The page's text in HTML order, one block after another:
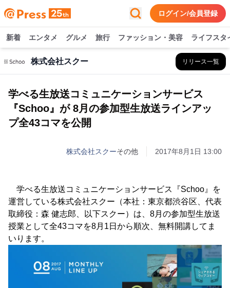
ログイン/会員登録
新着 エンタメ グルメ 旅行 ファッション・美容 ライフスタ
株式会社スクー リリース一覧
学べる生放送コミュニケーションサービス
『Schoo』が 8月の参加型生放送ラインアッ
プ全43コマを公開
株式会社スクーその他 2017年8月1日 13:00
学べる生放送コミュニケーションサービス『Schoo』を
運営している株式会社スクー（本社：東京都渋谷区、代表
取締役：森 健志郎、以下スクー）は、8月の参加型生放送
授業として全43コマを8月1日から順次、無料開講してま
いります。